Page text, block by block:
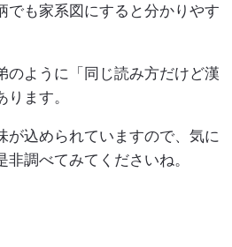
でも家系図にすると分かりやす
のように「同じ読み方だけど漢
ます。
が込められていますので、気に
調べてみてくださいね。